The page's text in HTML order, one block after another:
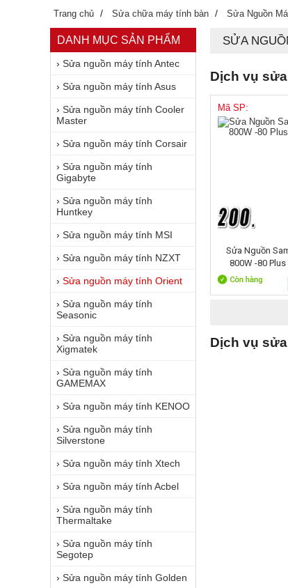
Trang chủ / Sửa chữa máy tính bàn / Sửa Nguồn
DANH MỤC SẢN PHẨM
› Sửa nguồn máy tính Antec
› Sửa nguồn máy tính Asus
› Sửa nguồn máy tính Cooler
Master
› Sửa nguồn máy tính Corsair
› Sửa nguồn máy tính
Gigabyte
› Sửa nguồn máy tính
Huntkey
› Sửa nguồn máy tính MSI
› Sửa nguồn máy tính NZXT
› Sửa nguồn máy tính Orient
› Sửa nguồn máy tính
Seasonic
› Sửa nguồn máy tính
Xigmatek
› Sửa nguồn máy tính
GAMEMAX
› Sửa nguồn máy tính KENOO
› Sửa nguồn máy tính
Silverstone
› Sửa nguồn máy tính Xtech
› Sửa nguồn máy tính Acbel
› Sửa nguồn máy tính
Thermaltake
› Sửa nguồn máy tính
Segotep
› Sửa nguồn máy tính Golden
SỬA
Dịch vụ
Mã SP:
Sửa Nguồn
800W -80
Dịch vụ